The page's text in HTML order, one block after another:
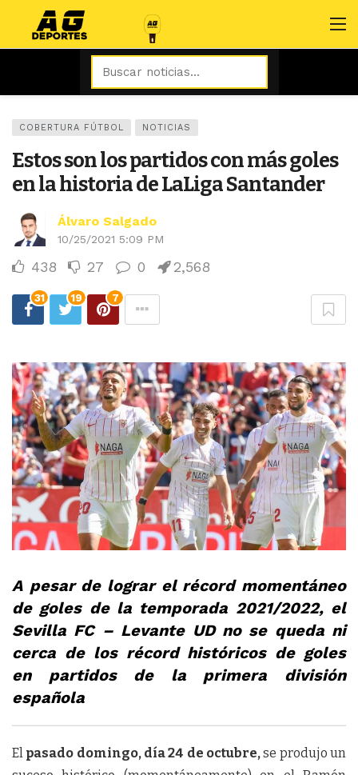
COBERTURA FÚTBOL NOTICIAS
Estos son los partidos con más goles
en la historia de LaLiga Santander
Álvaro Salgado
10/25/2021 5:09 PM
438 27 0 2,568
31 19 7
A pesar de lograr el récord momentáneo
de goles de la temporada 2021/2022, el
Sevilla FC – Levante UD no se queda ni
cerca de los récord históricos de goles
en partidos de la primera división
española
El pasado domingo, día 24 de octubre,se produjo un